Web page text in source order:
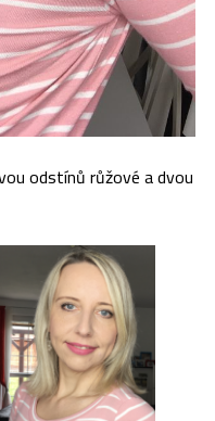
odstínů růžové a dvou